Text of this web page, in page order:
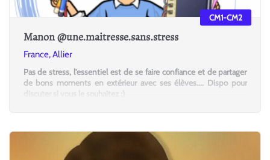
Manon @une.maitresse.sans.stress
France, Allier
Pas de stress, l'essentiel est de se faire confiance et de partager
de bons moments en extérieur avec ses élèves.... Dispo pour
discuter si vous le souhaitez ;)
CM1-CM2